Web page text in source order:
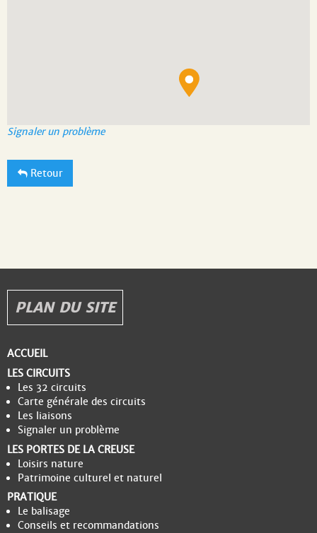
Signaler un problème
Retour
PLAN DU SITE
ACCUEIL
LES CIRCUITS
Les 32 circuits
Carte générale des circuits
Les liaisons
Signaler un problème
LES PORTES DE LA CREUSE
Loisirs nature
Patrimoine culturel et naturel
PRATIQUE
Le balisage
Conseils et recommandations